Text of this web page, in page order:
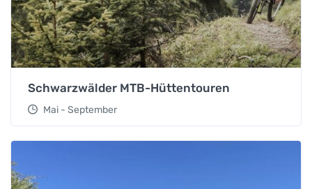
Schwarzwälder MTB-Hüttentouren
Mai - September